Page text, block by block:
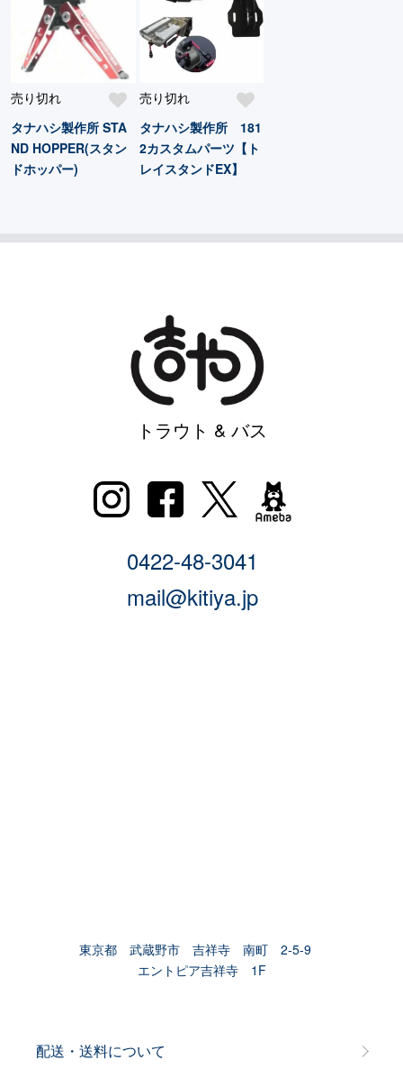
売り切れ
タナハシ製作所 STA
ND HOPPER(スタン
ドホッパー)
売り切れ
タナハシ製作所 181
2カスタムパーツ【ト
レイスタンドEX】
トラウト & バス
0422-48-3041
mail@kitiya.jp
東京都 武蔵野市 吉祥寺 南町 2-5-9
エントピア吉祥寺 1F
配送・送料について